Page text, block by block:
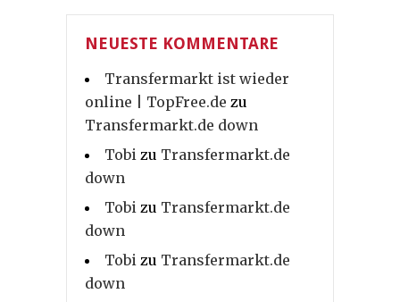
NEUESTE KOMMENTARE
Transfermarkt ist wieder
online | TopFree.de zu
Transfermarkt.de down
Tobi zu Transfermarkt.de
down
Tobi zu Transfermarkt.de
down
Tobi zu Transfermarkt.de
down